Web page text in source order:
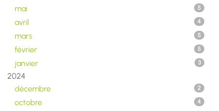
mai 5
avril 4
mars 5
février 5
janvier 3
2024
décembre
2
octobre 4